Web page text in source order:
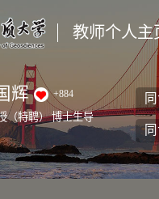
教师个人主
辉 +884
（特聘） 博士生导